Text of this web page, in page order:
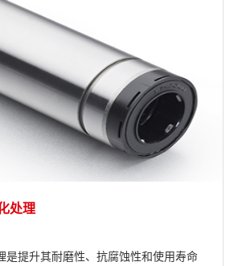
处理
是提升其耐磨性、抗腐蚀性和使用寿命